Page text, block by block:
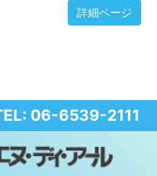
詳細ページ
06-6539-2111